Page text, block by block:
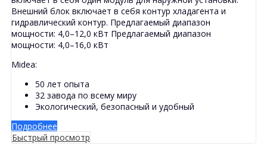
Внешний блок включает в себя контур хладагента и
гидравлический контур. Предлагаемый диапазон
мощности: 4,0–12,0 кВт Предлагаемый диапазон
мощности: 4,0–16,0 кВт
Midea:
50 лет опыта
32 завода по всему миру
Экологический, безопасный и удобный
Подробнее
Быстрый просмотр